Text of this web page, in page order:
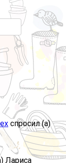
спросил (а)
Лариса